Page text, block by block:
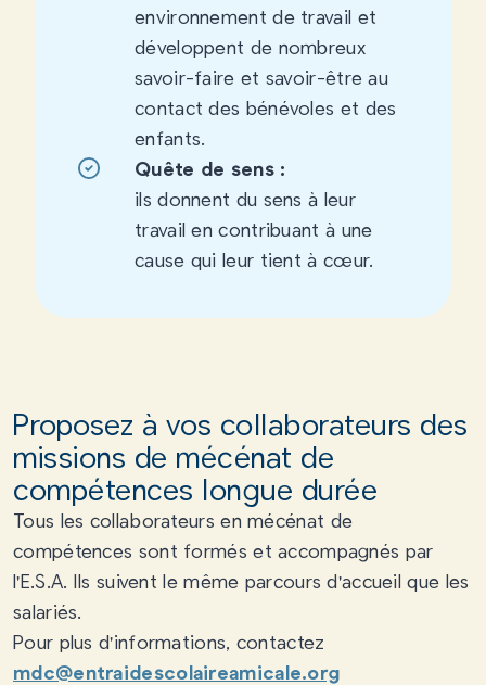
environnement de travail et
développent de nombreux
savoir-faire et savoir-être au
contact des bénévoles et des
enfants.
Quête de sens :
ils donnent du sens à leur
travail en contribuant à une
cause qui leur tient à cœur.
Proposez à vos collaborateurs des
missions de mécénat de
compétences longue durée
Tous les collaborateurs en mécénat de
compétences sont formés et accompagnés par
l'E.S.A. Ils suivent le même parcours d'accueil que les
salariés.
Pour plus d'informations, contactez
mdc@entraidescolaireamicale.org